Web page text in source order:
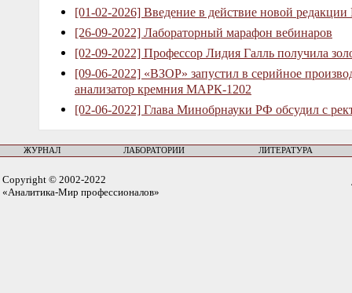
[01-02-2026] Введение в действие новой
[26-09-2022] Лабораторный марафон вебинаров
[02-09-2022] Профессор Лидия Галль получила
[09-06-2022] «ВЗОР» запустил в серийное
анализатор кремния МАРК-1202
[02-06-2022] Глава Минобрнауки РФ обсудил с
ЖУРНАЛ ЛАБОРАТОРИИ ЛИТЕРАТУРА
Copyright © 2002-2022
«Аналитика-Мир профессионалов»